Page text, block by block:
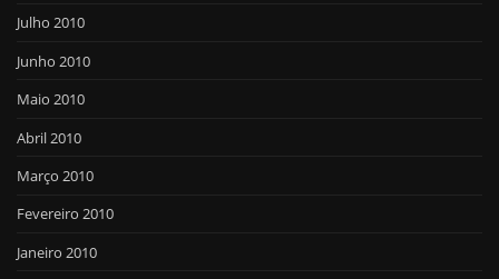
Julho 2010
Junho 2010
Maio 2010
Abril 2010
Março 2010
Fevereiro 2010
Janeiro 2010